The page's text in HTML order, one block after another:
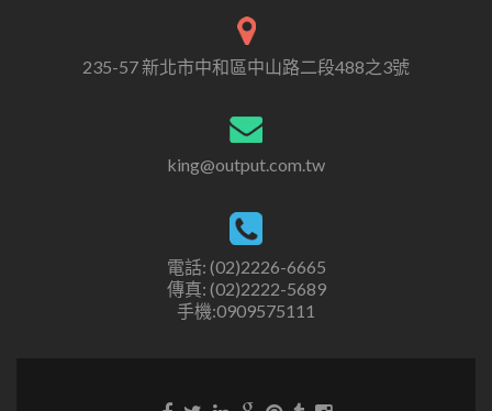
235-57 新北市中和區中山路二段488之3號
king@output.com.tw
電話: (02)2226-6665
傳真: (02)2222-5689
手機:0909575111